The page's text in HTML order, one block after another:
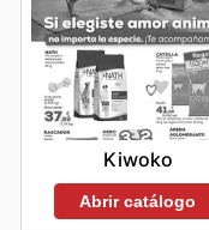
Kiwoko
Abrir catálogo